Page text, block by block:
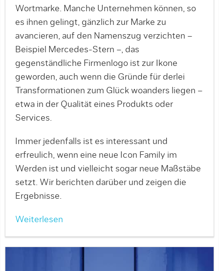
Wortmarke. Manche Unternehmen können, so
es ihnen gelingt, gänzlich zur Marke zu
avancieren, auf den Namenszug verzichten –
Beispiel Mercedes-Stern –, das
gegenständliche Firmenlogo ist zur Ikone
geworden, auch wenn die Gründe für derlei
Transformationen zum Glück woanders liegen –
etwa in der Qualität eines Produkts oder
Services.
Immer jedenfalls ist es interessant und
erfreulich, wenn eine neue Icon Family im
Werden ist und vielleicht sogar neue Maßstäbe
setzt. Wir berichten darüber und zeigen die
Ergebnisse.
Weiterlesen